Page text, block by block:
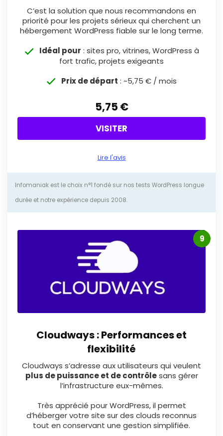
C’est la solution que nous recommandons en
priorité pour les projets sérieux qui cherchent un
hébergement WordPress fiable sur le long terme.
Idéal pour : sites pro, vitrines, WordPress à
fort trafic, projets exigeants
Prix de départ : ~5,75 € / mois
5,75 €
VISITER
Lire l'avis
Infomaniak est le choix n°1 fondé sur nos tests WordPress longue
durée et notre expérience depuis 2008.
9
Cloudways : Performances et
flexibilité
Cloudways s’adresse aux utilisateurs qui veulent
plus de puissance et de contrôlesans gérer
l’infrastructure eux-mêmes.
Très apprécié pour WordPress, il permet
d’héberger votre site sur des clouds reconnus
tout en conservant une gestion simplifiée.